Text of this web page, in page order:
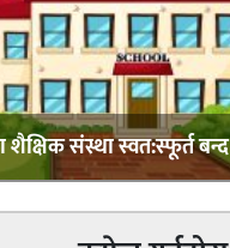
शैक्षिक संस्था स्वत:स्फूर्त बन्द